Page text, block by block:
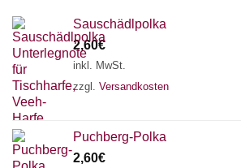
Sauschädlpolka
2,60€
inkl. MwSt.
zzgl. Versandkosten
Puchberg-Polka
2,60€